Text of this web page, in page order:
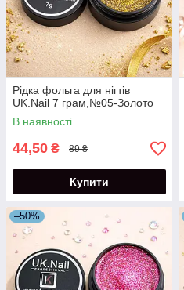
Рідка фольга для нігтів
UK.Nail 7 грам,№05-Золото
В наявності
44,50 ₴ 89 ₴
Купити
–50%